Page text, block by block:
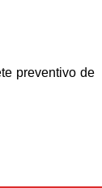
preventivo de